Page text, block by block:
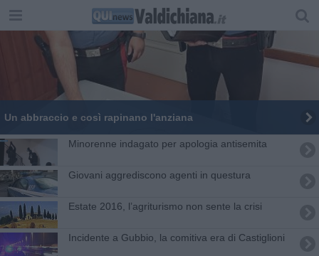
Un abbraccio e così rapinano l'anziana
Minorenne indagato per apologia antisemita
Giovani aggrediscono agenti in questura
Estate 2016, l’agriturismo non sente la crisi
Incidente a Gubbio, la comitiva era di Castiglioni